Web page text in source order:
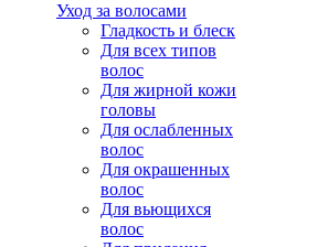
Уход за волосами
Гладкость и блеск
Для всех типов
волос
Для жирной кожи
головы
Для ослабленных
волос
Для окрашенных
волос
Для вьющихся
волос